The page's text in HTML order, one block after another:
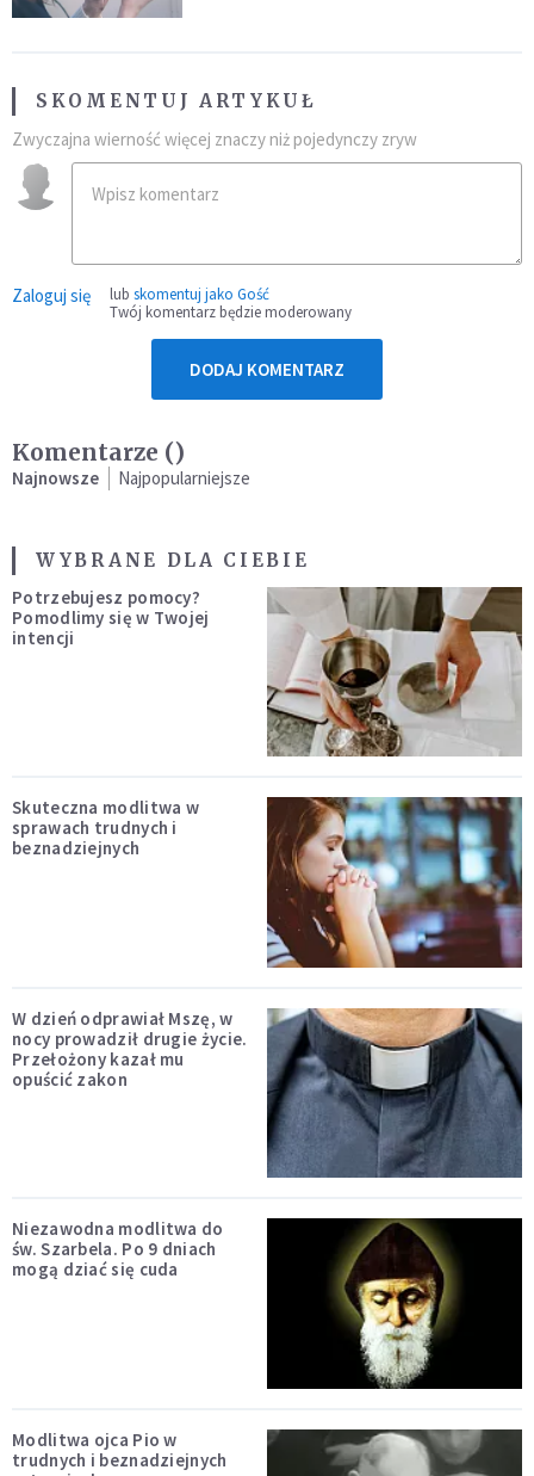
SKOMENTUJ ARTYKUŁ
Zwyczajna wierność więcej znaczy niż pojedynczy zryw
Zaloguj się lub skomentuj jako Gość
Twój komentarz będzie moderowany
DODAJ KOMENTARZ
Komentarze ()
Najnowsze Najpopularniejsze
WYBRANE DLA CIEBIE
Potrzebujesz pomocy?
Pomodlimy się w Twojej
intencji
Skuteczna modlitwa w
sprawach trudnych i
beznadziejnych
W dzień odprawiał Mszę, w
nocy prowadził drugie życie.
Przełożony kazał mu
opuścić zakon
Niezawodna modlitwa do
św. Szarbela. Po 9 dniach
mogą dziać się cuda
Modlitwa ojca Pio w
trudnych i beznadziejnych